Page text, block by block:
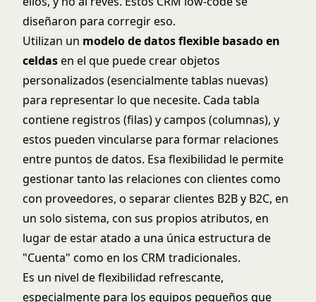
diseñaron para corregir eso.
Utilizan un modelo de datos flexible basado en
celdasen el que puede crear objetos
personalizados (esencialmente tablas nuevas)
para representar lo que necesite. Cada tabla
contiene registros (filas) y campos (columnas), y
estos pueden vincularse para formar relaciones
entre puntos de datos. Esa flexibilidad le permite
gestionar tanto las relaciones con clientes como
con proveedores, o separar clientes B2B y B2C, en
un solo sistema, con sus propios atributos, en
lugar de estar atado a una única estructura de
"Cuenta" como en los CRM tradicionales.
Es un nivel de flexibilidad refrescante,
especialmente para los equipos pequeños que